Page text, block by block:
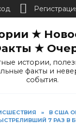
★
★
истории,
факты и
события.
»
В США
7 РАЗ В